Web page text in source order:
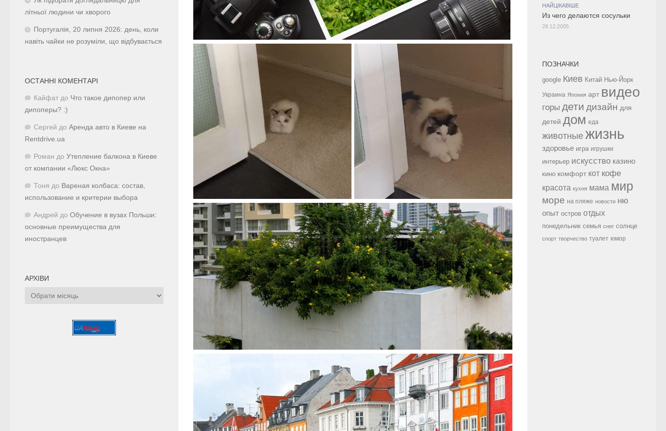
літньої людини чи хворого
Португалія, 20 липня 2026: день, коли
навіть чайки не розуміли, що відбувається
ОСТАННІ КОМЕНТАРІ
Кайфат до Что такое дипопер или
дипоперы? :)
Сергей до Аренда авто в Киеве на
Rentdrive.ua
Роман до Утепление балкона в Киеве
от компании «Люкс Окна»
Тоня до Вареная колбаса: состав,
использование и критерии выбора
Андрей до Обучение в вузах Польши:
основные преимущества для
иностранцев
АРХІВИ
Архіви
НАЙЦІКАВІШЕ
Из чего делаются сосульки
28.12.2005
ПОЗНАЧКИ
google Киев Китай Нью-Йорк
Украина Япония арт видео
горы дети дизайн для
детей дом еда
животные жизнь
здоровье игра игрушки
интерьер искусство казино
кино комфорт кот кофе
красота кухня мама мир
море на пляже новости ню
опыт остров отдых
понедельник семья снег солнце
спорт творчество туалет юмор